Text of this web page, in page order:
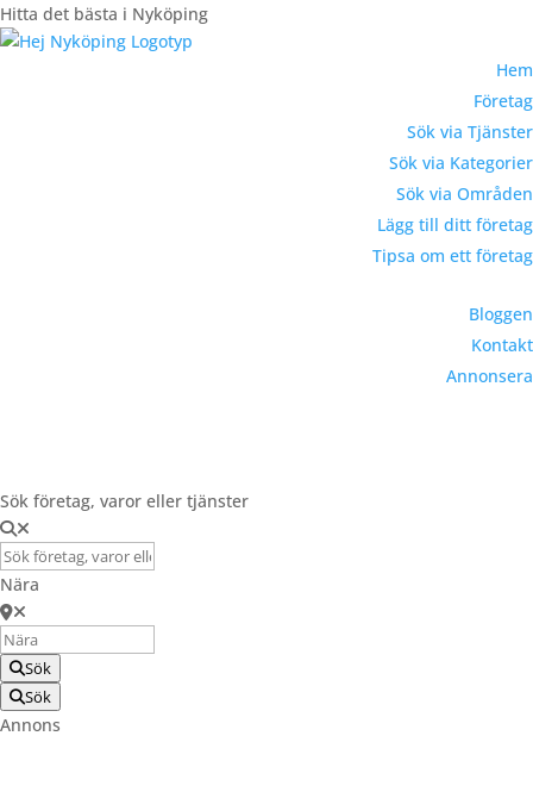
Hitta det bästa i Nyköping
Hem
Företag
Sök via Tjänster
Sök via Kategorier
Sök via Områden
Lägg till ditt företag
Tipsa om ett företag
Bloggen
Kontakt
Annonsera
Sök företag, varor eller tjänster
Nära
Sök
Sök
Annons